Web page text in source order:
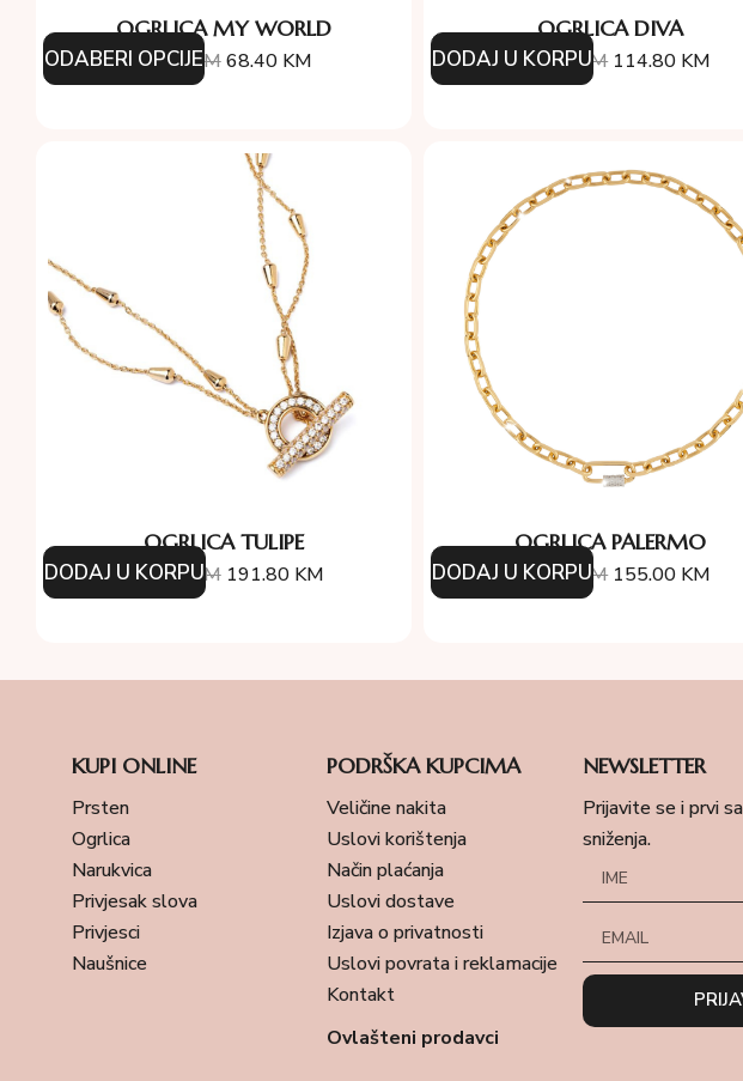
OGRLICA MY WORLD
76.00KM68.40 KM
ODABERI OPCIJE
OGRLICA DIVA
164.00KM 114.80 KM
DODAJ U KORPU
OGRLICA TULIPE
274.00KM 191.80 KM
DODAJ U KORPU
OGRLICA PALERMO
310.00KM 155.00 KM
DODAJ U KORPU
KUPI ONLINE
Prsten
Ogrlica
Narukvica
Privjesak slova
Privjesci
Naušnice
PODRŠKA KUPCIMA
Veličine nakita
Uslovi korištenja
Način plaćanja
Uslovi dostave
Izjava o privatnosti
Uslovi povrata i reklamacije
Kontakt
Ovlašteni prodavci
NEWSLETTER
Prijavite se i prvi
sniženja.